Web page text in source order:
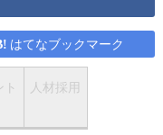
はてなブックマーク
人材採用